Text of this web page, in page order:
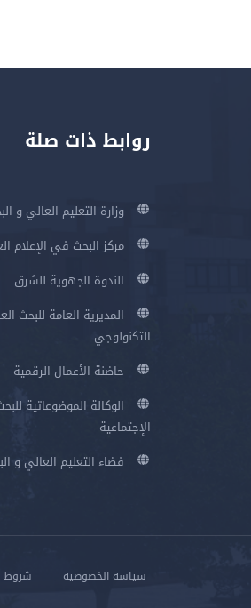
روابط ذات صلة
وزارة التعليم العالي و
مركز البحث في الإعلام
الندوة الجهوية للشرق
المديرية العامة للبحث
التكنولوجي
حاضنة الأعمال الرقمية
الوكالة الموضوعاتية
الإجتماعية
فضاء التعليم العالي و
سياسة الخصوصية شروط